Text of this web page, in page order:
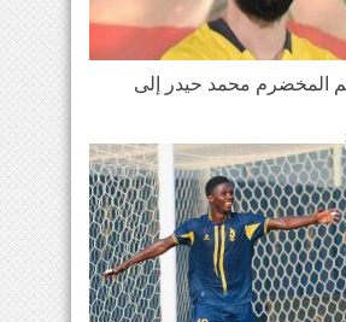
المخضرم محمد حيدر إلى